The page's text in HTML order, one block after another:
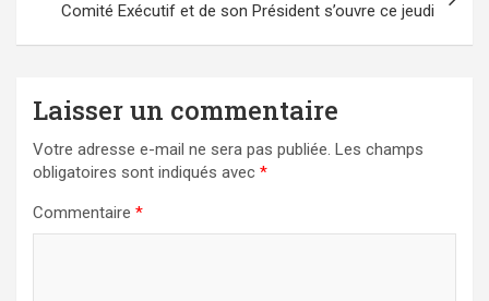
Comité Exécutif et de son Président s’ouvre ce jeudi
Laisser un commentaire
Votre adresse e-mail ne sera pas publiée. Les champs
obligatoires sont indiqués avec *
Commentaire *